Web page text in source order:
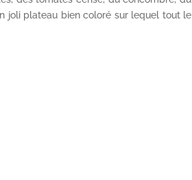
joli plateau bien coloré sur lequel tout le